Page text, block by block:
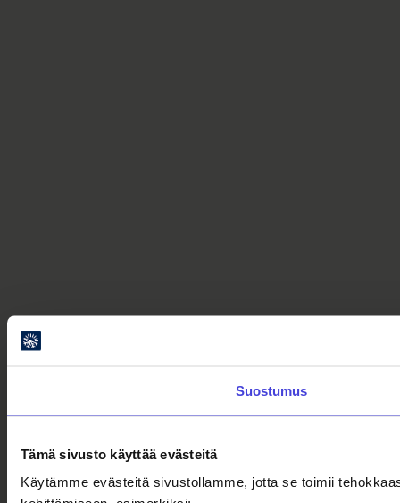
Suostumus
Tämä sivusto käyttää evästeitä
Käytämme evästeitä sivustollamme, jotta se toimii